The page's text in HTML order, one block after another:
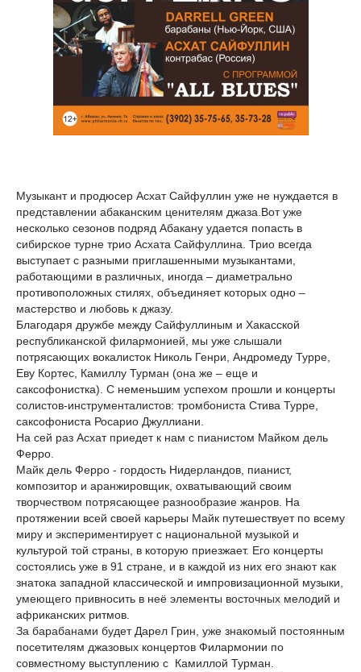
Музыкант и продюсер Асхат Сайфуллин уже не нуждается в
представлении абаканским ценителям джаза.Вот уже
несколько сезонов подряд Абакану удается попасть в
сибирское турне трио Асхата Сайфуллина. Трио всегда
выступает с разными приглашенными музыкантами,
работающими в различных, иногда – диаметрально
противоположных стилях, объединяет которых одно –
мастерство и любовь к джазу.
Благодаря дружбе между Сайфуллиным и Хакасской
республиканской филармонией, мы уже слышали
потрясающих вокалисток Николь Генри, Андромеду Турре,
Еву Кортес, Камиллу Турман (она же – еще и
саксофонистка). С неменьшим успехом прошли и концерты
солистов-инструменталистов: тромбониста Стива Турре,
саксофониста Росарио Джуллиани.
На сей раз Асхат приедет к нам с пианистом Майком дель
Ферро.
Майк дель Ферро - гордость Нидерландов, пианист,
композитор и аранжировщик, охватывающий своим
творчеством потрясающее разнообразие жанров. На
протяжении всей своей карьеры Майк путешествует по всему
миру и экспериментирует с национальной музыкой и
культурой той страны, в которую приезжает. Его концерты
состоялись уже в 91 стране, и в каждой из них его знают как
знатока западной классической и импровизационной музыки,
умеющего привносить в неё элементы восточных мелодий и
африканских ритмов.
За барабанами будет Дарел Грин, уже знакомый постоянным
посетителям джазовых концертов Филармонии по
совместному выступлению с Камиллой Турман.